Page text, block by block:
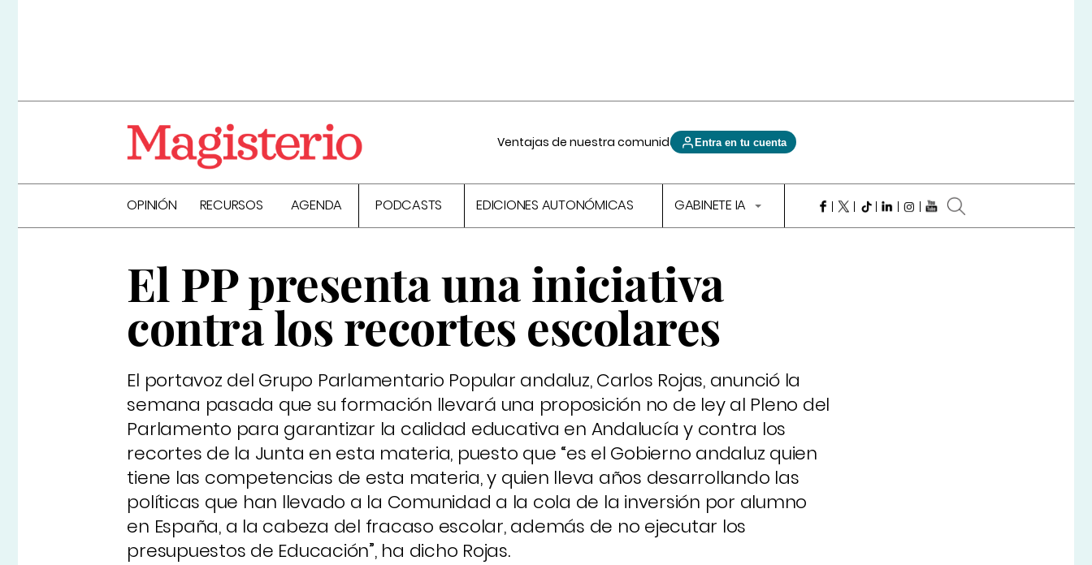
Ventajas de nuestra comunidad Entra en tu cuenta
OPINIÓN RECURSOS AGENDA PODCASTS EDICIONES AUTONÓMICAS GABINETE IA
El PP presenta una iniciativa
contra los recortes escolares
El portavoz del Grupo Parlamentario Popular andaluz, Carlos Rojas, anunció la
semana pasada que su formación llevará una proposición no de ley al Pleno del
Parlamento para garantizar la calidad educativa en Andalucía y contra los
recortes de la Junta en esta materia, puesto que “es el Gobierno andaluz quien
tiene las competencias de esta materia, y quien lleva años desarrollando las
políticas que han llevado a la Comunidad a la cola de la inversión por alumno
en España, a la cabeza del fracaso escolar, además de no ejecutar los
presupuestos de Educación”, ha dicho Rojas.